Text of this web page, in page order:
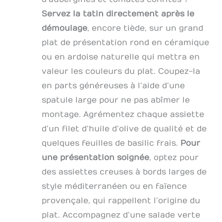
ENTRETIEN :
uniquement avec
une éponge non-
abrasive. Ne
passe pas au
lave-vaisselle.
Matériau de
Alimentaire - Le
coupe oignon
manuel est
fabriqué en PP de
qualité
alimentaire et
ce qui permet de
conserver des
ingrédients sains,
nutritifs et sûrs.
Avec ce coupe-
légumes à
mandoline, vous
pouvez être sûr
de préparer des
dîners sains,
créatifs pour
vous soyez
débutant ou
expérimenté, elle
est simple et
intuitive à
Épaisseur
réglable 1–4 mm –
Cette mandoline
multifonctions
dispose de trois
réglages
répondre à
différents
besoins.
tranches fines (1
mm), moyennes
Servez la tatin directement après le
démoulage, encore tiède, sur un grand
plat de présentation rond en céramique
ou en ardoise naturelle qui mettra en
valeur les couleurs du plat. Coupez-la
en parts généreuses à l’aide d’une
spatule large pour ne pas abîmer le
montage. Agrémentez chaque assiette
d’un filet d’huile d’olive de qualité et de
quelques feuilles de basilic frais. Pour
une présentation soignée, optez pour
des assiettes creuses à bords larges de
style méditerranéen ou en faïence
provençale, qui rappellent l’origine du
plat. Accompagnez d’une salade verte